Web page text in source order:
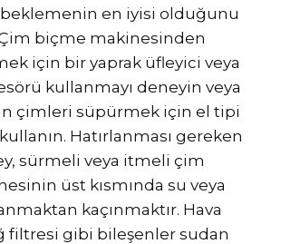
beklemenin en iyisi olduğunu
biçme makinesinden
için bir yaprak üfleyici veya
kullanmayı deneyin veya
çimleri süpürmek için el tipi
Hatırlanması gereken
sürmeli veya itmeli çim
üst kısmında su veya
kaçınmaktır. Hava
filtresi gibi bileşenler sudan